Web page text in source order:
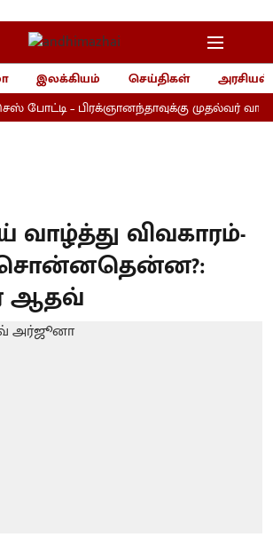
இலக்கியம் செய்திகள்
அரசியல்
– பிரக்ஞானந்தாவுக்கு முதல்வர் வாழ்த்து!
வாழ்த்து விவகாரம்-
ஆதவ்